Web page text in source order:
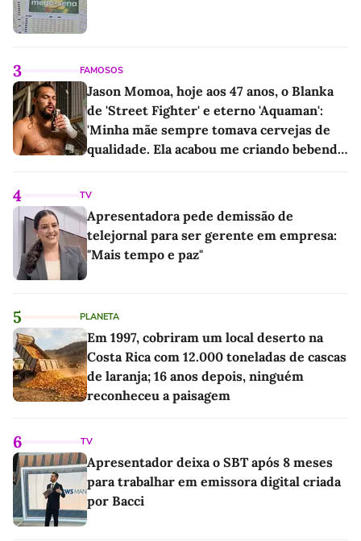
3 FAMOSOS
Jason Momoa, hoje aos 47 anos, o Blanka
de 'Street Fighter' e eterno 'Aquaman':
'Minha mãe sempre tomava cervejas de
qualidade. Ela acabou me criando bebendo
4 TV
Apresentadora pede demissão de
telejornal para ser gerente em empresa:
"Mais tempo e paz"
5 PLANETA
Em 1997, cobriram um local deserto na
Costa Rica com 12.000 toneladas de cascas
de laranja; 16 anos depois, ninguém
reconheceu a paisagem
6 TV
Apresentador deixa o SBT após 8 meses
para trabalhar em emissora digital criada
por Bacci